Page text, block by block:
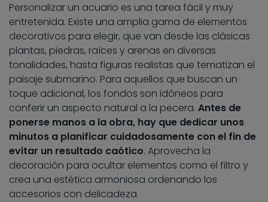
Personalizar un acuario es una tarea fácil y muy
entretenida. Existe una amplia gama de elementos
decorativos para elegir, que van desde las clásicas
plantas, piedras, raíces y arenas en diversas
tonalidades, hasta figuras realistas que tematizan el
paisaje submarino. Para aquellos que buscan un
toque adicional, los fondos son idóneos para
conferir un aspecto natural a la pecera. Antes de
ponerse manos a la obra, hay que dedicar unos
minutos a planificar cuidadosamente con el fin de
evitar un resultado caótico. Aprovecha la
decoración para ocultar elementos como el filtro y
crea una estética armoniosa ordenando los
accesorios con delicadeza.